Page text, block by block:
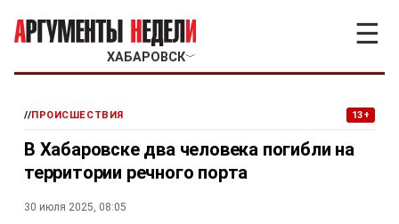
ХАБАРОВСК﹀
☰
//ПРОИСШЕСТВИЯ 13+
В Хабаровске два человека погибли на
территории речного порта
30 июля 2025, 08:05